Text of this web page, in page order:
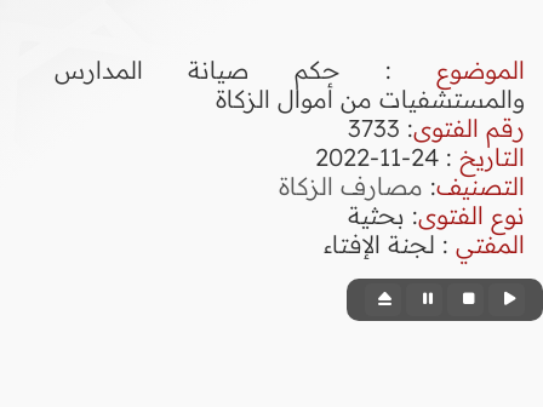
الموضوع : حكم صيانة المدارس
والمستشفيات من أموال الزكاة
رقم الفتوى:
3733
التاريخ : 24-11-2022
التصنيف: مصارف الزكاة
نوع الفتوى: بحثية
المفتي : لجنة الإفتاء